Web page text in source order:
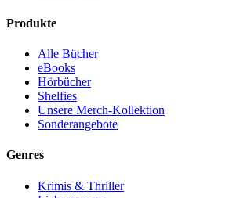
Produkte
Alle Bücher
eBooks
Hörbücher
Shelfies
Unsere Merch-Kollektion
Sonderangebote
Genres
Krimis & Thriller